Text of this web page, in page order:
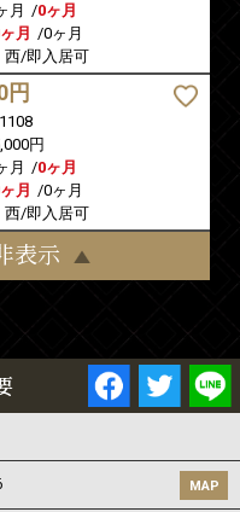
月 /0ヶ月
月 /0ヶ月
西/即入居可
円
1108
円
月 /0ヶ月
月 /0ヶ月
西/即入居可
表示
MAP